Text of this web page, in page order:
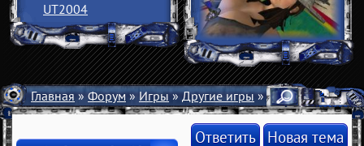
UT2004
Главная»Форум»Игры»Другие игры» Diablo
Ответить Новая тема